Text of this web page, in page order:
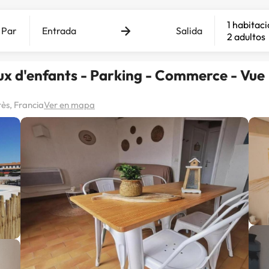
Entrada Salida
1
2 adultos
d'enfants - Parking - Commerce - Vue
FranciaVer en mapa